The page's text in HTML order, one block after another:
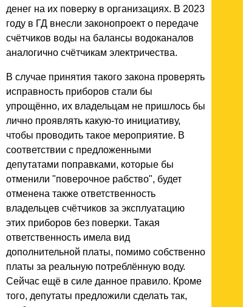
денег на их поверку в организациях. В 2023
году в ГД внесли законопроект о передаче
счётчиков воды на балансы водоканалов
аналогично счётчикам электричества.
В случае принятия такого закона проверять
исправность приборов стали бы
упрощённо, их владельцам не пришлось бы
лично проявлять какую-то инициативу,
чтобы проводить такое мероприятие. В
соответствии с предложенными
депутатами поправками, которые бы
отменили "поверочное рабство", будет
отменена также ответственность
владельцев счётчиков за эксплуатацию
этих приборов без поверки. Такая
ответственность имела вид
дополнительной платы, помимо собственно
платы за реальную потреблённую воду.
Сейчас ещё в силе данное правило. Кроме
того, депутаты предложили сделать так,